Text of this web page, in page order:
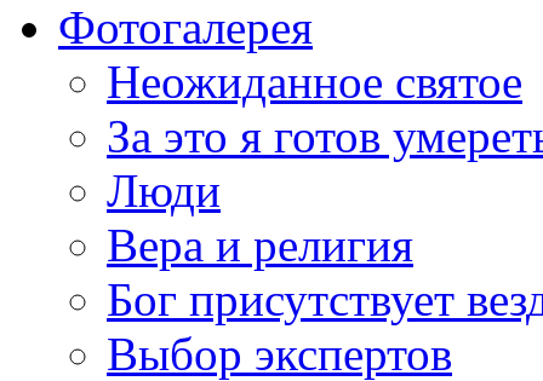
Фотогалерея
Неожиданное святое
За это я готов
Люди
Вера и религия
Бог присутствует
Выбор экспертов